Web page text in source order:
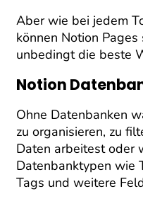
Aber wie bei jedem
können Notion
unbedingt die beste
Notion
Ohne Datenbanken
zu organisieren, zu
Daten arbeitest oder
Datenbanktypen wie
Tags und weitere